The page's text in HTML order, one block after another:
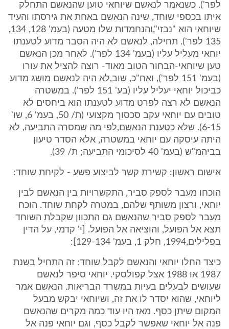
לפר'). כשנאמר לנאשם שיוחאי טוען שהנאשם התחלק
איתו בכספי שוחד, שינה הנאשם באחת את גירסתו והעיד
שיוחאי הוא "נבזי",והנחמדות שלו מטעה (בעמ' 128, 134,
135 לפר'). תחילה, לנאשם לא היה הסבר מדוע לטענתו
יוחאי מעליל עליו (בעמ' 134 לפר'). לאחר מכן הנאשם
טען שיוחאי-הבחור הטוב מאוד- רוצה להציל את עורו
(בעמ' 151 לפר'), ואח"כ, שוב,לא היה לנאשם מושג מדוע
כביכול יוחאי יעליל עליו (בע' 151 לפר'). במשטרה
הנאשם לא רצה לפרט מדוע לטענתו הוא ביחסים לא
טובים עם יוחאי עקב סכסוך מקצועי (ת/ 50, בעמ' 6, שו'
6-15). שלא כטענת הנאשם,לפי מה שמסרה התביעה, לא
היתה עיסקה עם יוחאי במשטרה, אלא הסדר טיעון
בביהמ"ש (בעמ' 40 לסיכומי התביעה; ת/ 39).
אישום ראשון: קשירת קשר לביצוע פשע - לקיחת שוחד:
הוכחו מעבר לספק סביר, התקשרויות בין הנאשם לבין
יוחאי, ורצון משותף שלהם, במטרה לקחת שוחד. הוכח
מעבר לספק סביר שהנאשם גם התכוון שקבלת השוחד
תצא אל הפועל, והוציאה אל הפועל. [י' קדמי, על הדין
בפלילים,1994, חלק 1, בעמ' 129-134]:
כיצד החלו יוחאי והנאשם לקבל שוחד: זה התחיל בשנת
1987 או 1988 אצל קפולסקי. יוחאי סיפר לנאשם
שעושים לבעלים בעיות במשרד הבריאות. הנאשם אמר
ליוחאי, שהוא יסדר לו את זה, ושיוחאי יבקש מבעל
המקום שיתן כסף. מאז היו עוד כמה מקרים שהנאשם
פנה אל יוחאי שאפשר לקבל כסף, וגם יוחאי פנה אל